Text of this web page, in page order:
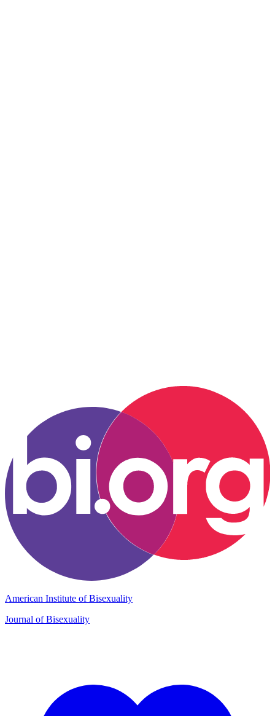
American Institute of Bisexuality
Journal of Bisexuality